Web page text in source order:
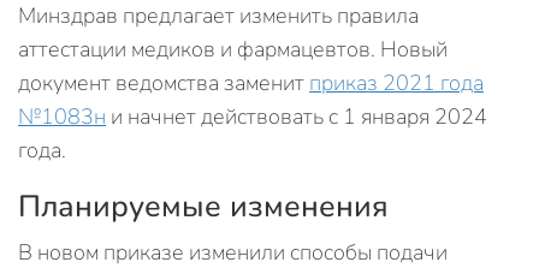
Минздрав предлагает изменить правила
аттестации медиков и фармацевтов. Новый
документ ведомства заменит приказ 2021 года
№1083н и начнет действовать с 1 января 2024
года.
Планируемые изменения
В новом приказе изменили способы подачи